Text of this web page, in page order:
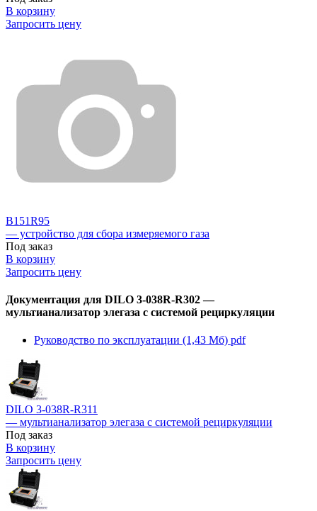
В корзину
Запросить цену
B151R95
— устройство для сбора измеряемого газа
Под заказ
В корзину
Запросить цену
Документация для DILO 3-038R-R302 —
мультианализатор элегаза с системой рециркуляции
Руководство по эксплуатации (1,43 Мб) pdf
DILO 3-038R-R311
— мультианализатор элегаза с системой рециркуляции
Под заказ
В корзину
Запросить цену